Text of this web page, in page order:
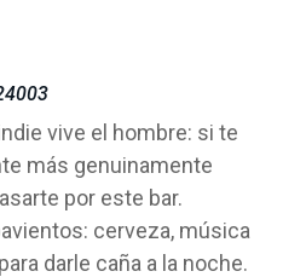
vive el hombre: si te
más genuinamente
por este bar.
cerveza, música
darle caña a la noche.